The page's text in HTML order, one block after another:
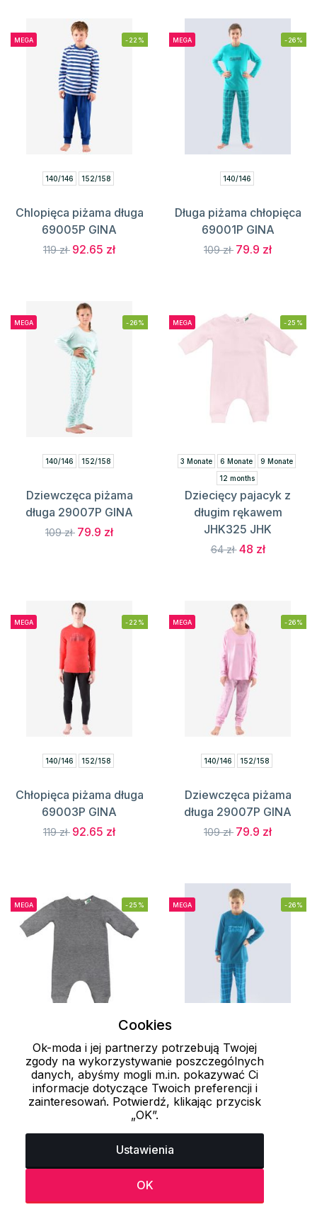
MEGA -22%
140/146 152/158
Chlopięca piżama długa
69005P GINA
119 zł 92.65 zł
MEGA -26%
140/146
Długa piżama chłopięca
69001P GINA
109 zł 79.9 zł
MEGA -26%
140/146 152/158
Dziewczęca piżama
długa 29007P GINA
109 zł 79.9 zł
MEGA -25%
3 Monate 6 Monate
9 Monate
12 months
Dziecięcy pajacyk z
długim rękawem
JHK325 JHK
64 zł 48 zł
MEGA -22%
140/146 152/158
Chłopięca piżama długa
69003P GINA
119 zł 92.65 zł
MEGA -26%
140/146 152/158
Dziewczęca piżama
długa 29007P GINA
109 zł 79.9 zł
MEGA -25%
3 Monate 9 Monate 12 months
Dziecięcy pajacyk z
długim rękawem
64 zł48 zł
MEGA -26%
140/146
Długa piżama chłopięca
69001P GINA
Cookies
Ok-moda i jej partnerzy potrzebują Twojej
zgody na wykorzystywanie poszczególnych
danych, abyśmy mogli m.in. pokazywać Ci
informacje dotyczące Twoich preferencji i
zainteresowań. Potwierdź, klikając przycisk
„OK”.
Ustawienia
OK